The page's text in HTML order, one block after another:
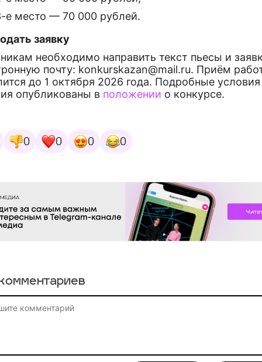
е место — 70 000 рублей.
заявку
необходимо направить текст пьесы и
почту: konkurskazan@mail.ru. Приём
до 1 октября 2026 года. Подробные условия
опубликованы в положении о конкурсе.
0 0 0 0